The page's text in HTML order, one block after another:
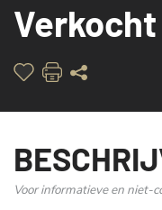
Verkocht
Voor informatieve en niet-